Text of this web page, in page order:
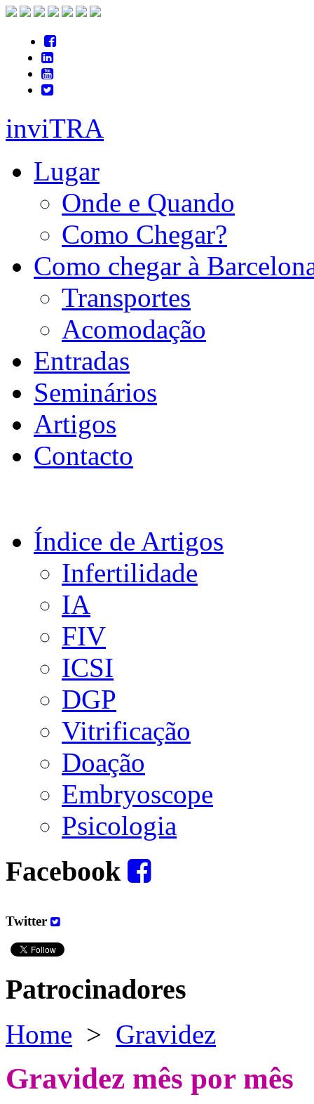
inviTRA
Lugar
Onde e Quando
Como Chegar?
Como chegar à
Transportes
Acomodação
Entradas
Seminários
Artigos
Contacto
Índice de Artigos
Infertilidade
IA
FIV
ICSI
DGP
Vitrificação
Doação
Embryoscope
Psicologia
Facebook
Twitter
Patrocinadores
Home > Gravidez
Gravidez mês por mês